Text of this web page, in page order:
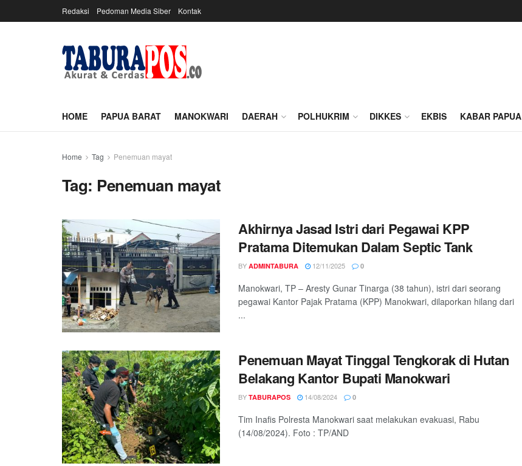
Redaksi Pedoman Media Siber Kontak
HOME PAPUA BARAT MANOKWARI DAERAH POLHUKRIM DIKKES EKBIS KABAR PAPUA
Home Tag Penemuan mayat
Tag: Penemuan mayat
Akhirnya Jasad Istri dari Pegawai KPP
Pratama Ditemukan Dalam Septic Tank
BY ADMINTABURA 12/11/2025 0
Manokwari, TP – Aresty Gunar Tinarga (38 tahun), istri dari seorang
pegawai Kantor Pajak Pratama (KPP) Manokwari, dilaporkan hilang dari
...
Penemuan Mayat Tinggal Tengkorak di Hutan
Belakang Kantor Bupati Manokwari
BY TABURAPOS 14/08/2024 0
Tim Inafis Polresta Manokwari saat melakukan evakuasi, Rabu
(14/08/2024). Foto : TP/AND